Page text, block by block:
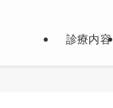
診療内容